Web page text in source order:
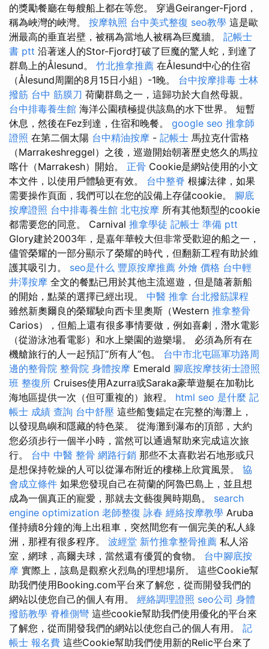
的獎勵餐廳在每艘船上都在等您。 穿過Geiranger-Fjord，
稱為峽灣的峽灣。 按摩執照 台中美式整復 seo教學 這是歐
洲最高的垂直岩壁，被稱為當地人被稱為巨魔牆。 記帳士
書 ptt 沿著迷人的Stor-Fjord打破了巨魔的驚人蛇，到達了
群島上的Ålesund。 竹北推拿推薦 在Ålesund中心的住宿
（Ålesund周圍的8月15日小組）-1晚。 台中按摩排毒 士林
撥筋 台中 筋膜刀 荷蘭群島之一，這歸功於大自然母親。
台中排毒養生館 海洋公園積極提供該島的水下世界。 短暫
休息，然後在Fez到達，住宿和晚餐。 google seo 推拿師
證照 在第二個太陽 台中精油按摩 - 記帳士 馬拉克什雷格
（Marrakeshreggel）之後，巡遊開始朝著歷史悠久的馬拉
喀什（Marrakesh）開始。 正骨 Cookie是網站使用的小文
本文件，以使用戶體驗更有效。 台中整脊 根據法律，如果
需要操作頁面，我們可以在您的設備上存儲cookie。 腳底
按摩證照 台中排毒養生館 北屯按摩 所有其他類型的cookie
都需要您的同意。 Carnival 推拿學徒 記帳士 準備 ptt
Glory建於2003年，是嘉年華較大但非常受歡迎的船之一，
儘管榮耀的一部分顯示了榮耀的時代，但翻新工程有助於維
護其吸引力。 seo是什么 豐原按摩推薦 外燴 價格 台中輕
井澤按摩 全文的餐點已用於其他主流巡遊，但是隨著新船
的開始，點菜的選擇已經出現。 中醫 推拿 台北撥筋課程
雖然新奧爾良的榮耀駛向西卡里奧斯（Western 推拿整骨
Carios），但船上還有很多事情要做，例如喜劇，潛水電影
（從游泳池看電影）和水上樂園的遊樂場。 必須為所有在
機艙旅行的人一起預訂“所有人”包。 台中市北屯區軍功路周
邊的整骨院 整骨院 身體按摩 Emerald 腳底按摩技術士證照
班 整復所 Cruises使用Azurra或Saraka豪華遊艇在加勒比
海地區提供一次（但可重複的）旅程。 html seo 是什麼 記
帳士 成績 查詢 台中舒壓 這些船隻錨定在完整的海灘上，
以發現島嶼和隱藏的特色菜。 從海灘到瀑布的頂部，大約
您必須步行一個半小時，當然可以通過幫助來完成這次旅
行。 台中 中醫 整骨 網路行銷 那些不太喜歡岩石地形或只
是想保持乾燥的人可以從瀑布附近的樓梯上欣賞風景。 協
會成立條件 如果您發現自己在荷蘭的阿魯巴島上，並且想
成為一個真正的寵愛，那就去文藝復興時期島。 search
engine optimization 老師整復 詠春 經絡按摩教學 Aruba
僅持續8分鐘的海上出租車，突然間您有一個完美的私人綠
洲，那裡有很多程序。 波經堂 新竹推拿整骨推薦 私人浴
室，網球，高爾夫球，當然還有優質的食物。 台中腳底按
摩 實際上，該島是觀察火烈鳥的理想場所。 這些Cookie幫
助我們使用Booking.com平台來了解您，從而開發我們的
網站以使您自己的個人有用。 經絡調理證照 seo公司 身體
撥筋教學 脊椎側彎 這些cookie幫助我們使用優化的平台來
了解您，從而開發我們的網站以使您自己的個人有用。 記
帳士 報名費 這些Cookie幫助我們使用新的Relic平台來了